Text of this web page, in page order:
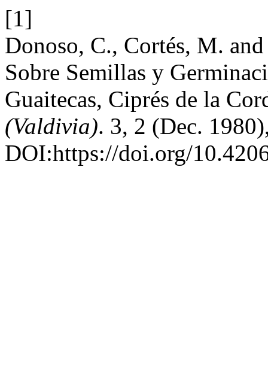
[1]
Donoso, C., Cortés, M.
Sobre Semillas y
Guaitecas, Ciprés de la
(Valdivia). 3, 2 (Dec.
DOI:https://doi.org/